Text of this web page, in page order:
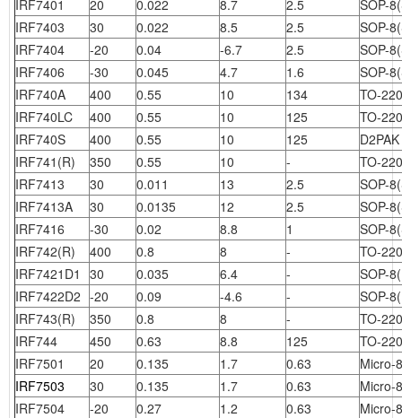
IRF7401
20 0.022 8.7 2.5
SOP-
IRF7403
30 0.022 8.5 2.5
SOP-
IRF7404
-20 0.04 -6.7 2.5
SOP-
IRF7406
-30 0.045 4.7 1.6
SOP-
IRF740A
400 0.55 10 134
TO-
IRF740LC
400 0.55 10 125
TO-
IRF740S
400 0.55 10 125
D2PAK
IRF741(R)
350 0.55 10 -
TO-
IRF7413
30 0.011 13 2.5
SOP-
IRF7413A
30 0.0135 12 2.5
SOP-
IRF7416
-30 0.02 8.8 1
SOP-
IRF742(R)
400 0.8 8 -
TO-
IRF7421D1
30 0.035 6.4 -
SOP-
IRF7422D2 -20 0.09 -4.6 -
SOP-
IRF743(R)
350 0.8 8 -
TO-
IRF744
450 0.63 8.8 125
TO-
IRF7501
20 0.135 1.7 0.63
Micro-8
IRF7503
30 0.135 1.7 0.63
Micro-8
IRF7504
-20 0.27 1.2 0.63
Micro-8